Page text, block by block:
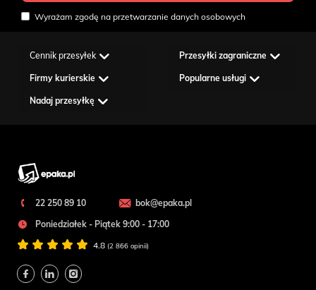
Wyrażam zgodę na przetwarzanie danych osobowych
Cennik przesyłek Przesyłki zagraniczne
Firmy kurierskie Popularne usługi
Nadaj przesyłkę
22 250 89 10
bok@epaka.pl
Poniedziałek - Piątek 9:00 - 17:00
4.8 (2 866 opinii)